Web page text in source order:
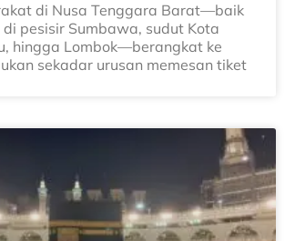
di Nusa Tenggara Barat—baik
pesisir Sumbawa, sudut Kota
hingga Lombok—berangkat ke
sekadar urusan memesan tiket